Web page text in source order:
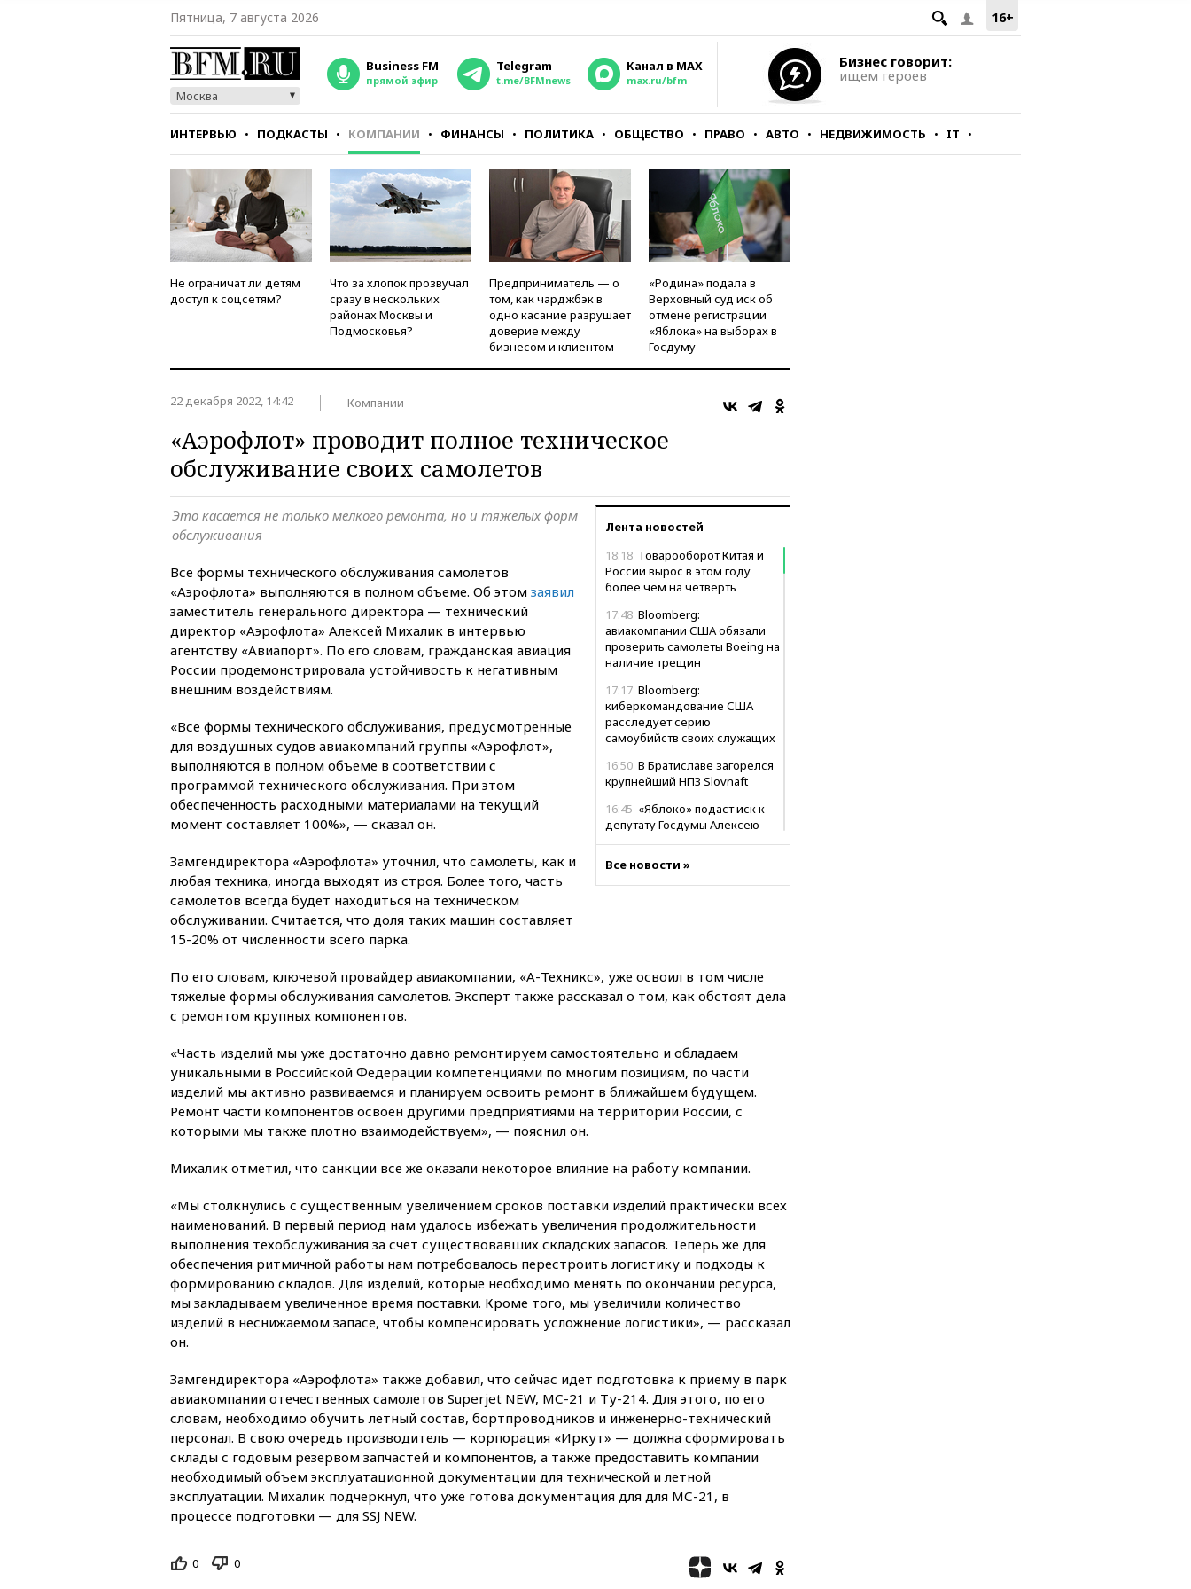
16+
Пятница, 7 августа 2026
Москва
Business FM
прямой эфир
Telegram
t.me/BFMnews
Канал в MAX
max.ru/bfm
Бизнес говорит:
ищем героев
ИНТЕРВЬЮ ПОДКАСТЫ КОМПАНИИ ФИНАНСЫ ПОЛИТИКА ОБЩЕСТВО ПРАВО АВТО НЕДВИЖИМОСТЬ IT
СТИЛЬ ТЕСТЫ
Не ограничат ли детям
доступ к соцсетям?
Что за хлопок прозвучал
сразу в нескольких
районах Москвы и
Подмосковья?
Предприниматель — о
том, как чарджбэк в
одно касание разрушает
доверие между
бизнесом и клиентом
«Родина» подала в
Верховный суд иск об
отмене регистрации
«Яблока» на выборах в
Госдуму
22 декабря 2022, 14:42 Компании
«Аэрофлот» проводит полное техническое
обслуживание своих самолетов
Лента новостей
18:18 Товарооборот Китая и
России вырос в этом году
более чем на четверть
17:48 Bloomberg:
авиакомпании США обязали
проверить самолеты Boeing на
наличие трещин
17:17 Bloomberg:
киберкомандование США
расследует серию
самоубийств своих служащих
16:50 В Братиславе загорелся
крупнейший НПЗ Slovnaft
16:45 «Яблоко» подаст иск к
депутату Госдумы Алексею
16:35 Мельникова и еще
шесть гимнастов сборной
перекрывали второй раз за
день
шести до 12 лет колонии
15:45 Верховный суд 10
августа рассмотрит иск о
снятии «Яблока» с выборов
складе с красками в Брянске
возобновит ежедневные
рейсы в Абу-Даби
Турция, Саудовская
Аравия и Пакистан
объединились в военный
альянс
14:39 Экс-издатель Popcorn
14:34
Минпромторг не
намерен сокращать перечень
товаров для параллельного
импорта
14:14 Роспотребнадзор
одобрил открытие сезона на
105 пляжах в Анапе
кандидатов в Совфед
Все новости »
Это касается не только мелкого ремонта, но и тяжелых форм
обслуживания
Все формы технического обслуживания самолетов
«Аэрофлота» выполняются в полном объеме. Об этом заявил
заместитель генерального директора — технический
директор «Аэрофлота» Алексей Михалик в интервью
агентству «Авиапорт». По его словам, гражданская авиация
России продемонстрировала устойчивость к негативным
внешним воздействиям.
«Все формы технического обслуживания, предусмотренные
для воздушных судов авиакомпаний группы «Аэрофлот»,
выполняются в полном объеме в соответствии с
программой технического обслуживания. При этом
обеспеченность расходными материалами на текущий
момент составляет 100%», — сказал он.
Замгендиректора «Аэрофлота» уточнил, что самолеты, как и
любая техника, иногда выходят из строя. Более того, часть
самолетов всегда будет находиться на техническом
обслуживании. Считается, что доля таких машин составляет
15-20% от численности всего парка.
По его словам, ключевой провайдер авиакомпании, «А-Техникс», уже освоил в том числе
тяжелые формы обслуживания самолетов. Эксперт также рассказал о том, как обстоят дела
с ремонтом крупных компонентов.
«Часть изделий мы уже достаточно давно ремонтируем самостоятельно и обладаем
уникальными в Российской Федерации компетенциями по многим позициям, по части
изделий мы активно развиваемся и планируем освоить ремонт в ближайшем будущем.
Ремонт части компонентов освоен другими предприятиями на территории России, с
которыми мы также плотно взаимодействуем», — пояснил он.
Михалик отметил, что санкции все же оказали некоторое влияние на работу компании.
«Мы столкнулись с существенным увеличением сроков поставки изделий практически всех
наименований. В первый период нам удалось избежать увеличения продолжительности
выполнения техобслуживания за счет существовавших складских запасов. Теперь же для
обеспечения ритмичной работы нам потребовалось перестроить логистику и подходы к
формированию складов. Для изделий, которые необходимо менять по окончании ресурса,
мы закладываем увеличенное время поставки. Кроме того, мы увеличили количество
изделий в неснижаемом запасе, чтобы компенсировать усложнение логистики», — рассказал
он.
Замгендиректора «Аэрофлота» также добавил, что сейчас идет подготовка к приему в парк
авиакомпании отечественных самолетов Superjet NEW, МС-21 и Ту-214. Для этого, по его
словам, необходимо обучить летный состав, бортпроводников и инженерно-технический
персонал. В свою очередь производитель — корпорация «Иркут» — должна сформировать
склады с годовым резервом запчастей и компонентов, а также предоставить компании
необходимый объем эксплуатационной документации для технической и летной
эксплуатации. Михалик подчеркнул, что уже готова документация для для МС-21, в
процессе подготовки — для SSJ NEW.
0 0